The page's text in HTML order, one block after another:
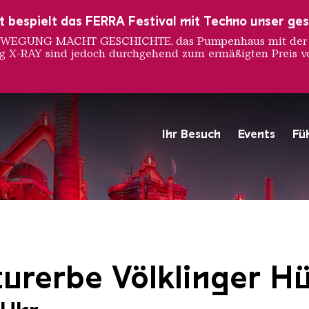
Ihr Besuch Events
Hochofengruppe in Rot
Copyright:
Völklinger
bespielt das FERRA Festival mit Techno unser
MACHT GESCHICHTE, das Pumpenhaus mit
RAY sind jedoch durchgehend zum ermäßigten Preis